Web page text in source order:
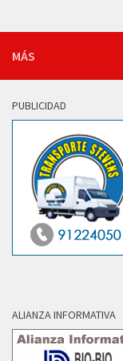
MÁS
PUBLICIDAD
ALIANZA INFORMATIVA